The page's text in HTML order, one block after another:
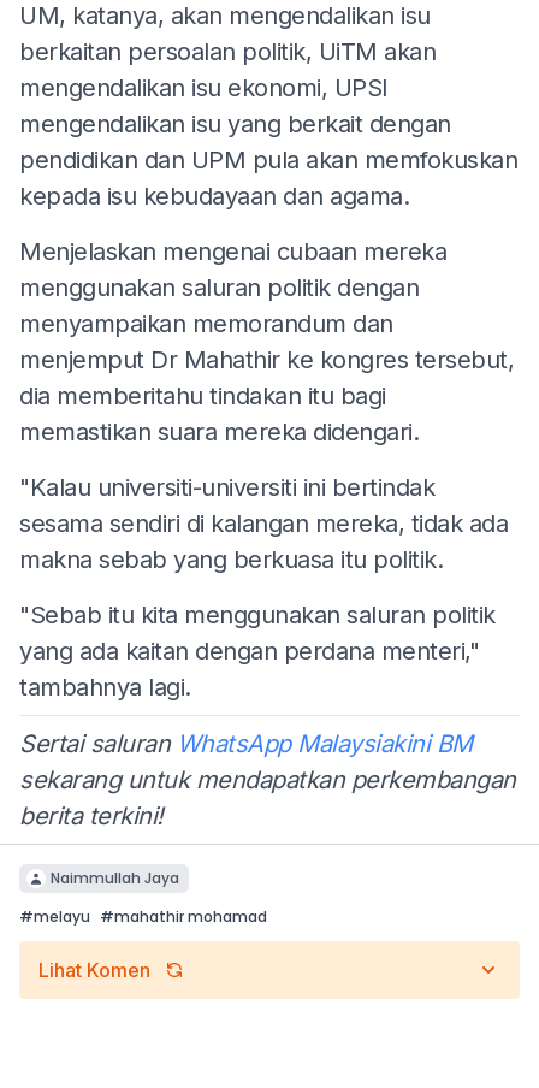
UM, katanya, akan mengendalikan isu
berkaitan persoalan politik, UiTM akan
mengendalikan isu ekonomi, UPSI
mengendalikan isu yang berkait dengan
pendidikan dan UPM pula akan memfokuskan
kepada isu kebudayaan dan agama.
Menjelaskan mengenai cubaan mereka
menggunakan saluran politik dengan
menyampaikan memorandum dan
menjemput Dr Mahathir ke kongres tersebut,
dia memberitahu tindakan itu bagi
memastikan suara mereka didengari.
"Kalau universiti-universiti ini bertindak
sesama sendiri di kalangan mereka, tidak ada
makna sebab yang berkuasa itu politik.
"Sebab itu kita menggunakan saluran politik
yang ada kaitan dengan perdana menteri,"
tambahnya lagi.
Sertai saluran WhatsApp Malaysiakini BM
sekarang untuk mendapatkan perkembangan
berita terkini!
Naimmullah Jaya
#melayu #mahathir mohamad
Lihat Komen